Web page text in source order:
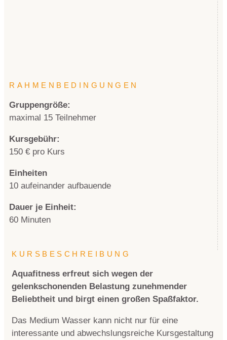
RAHMENBEDINGUNGEN
Gruppengröße:
maximal 15 Teilnehmer
Kursgebühr:
150 € pro Kurs
Einheiten
10 aufeinander aufbauende
Dauer je Einheit:
60 Minuten
KURSBESCHREIBUNG
Aquafitness erfreut sich wegen der
gelenkschonenden Belastung zunehmender
Beliebtheit und birgt einen großen Spaßfaktor.
Das Medium Wasser kann nicht nur für eine
interessante und abwechslungsreiche Kursgestaltung